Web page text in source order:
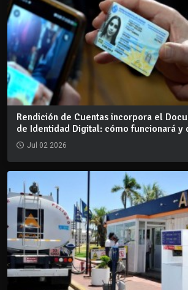
Rendición de Cuentas incorpora el
de Identidad Digital: cómo funcionará y
Jul 02 2026